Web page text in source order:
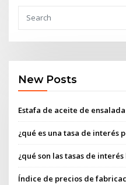
New Posts
Estafa de aceite de
¿qué es una tasa de interés
¿qué son las tasas de
Índice de precios de